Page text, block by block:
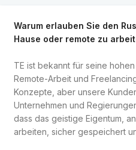
Warum erlauben Sie den
Hause oder remote zu
TE ist bekannt für seine
Remote-Arbeit und
Konzepte, aber unsere
Unternehmen und
dass das geistige Eigentum,
arbeiten, sicher gespeichert